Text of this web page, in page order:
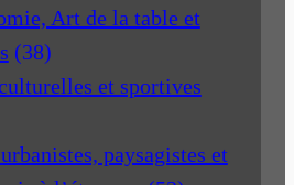
Art de la table et
(38)
et sportives
paysagistes et